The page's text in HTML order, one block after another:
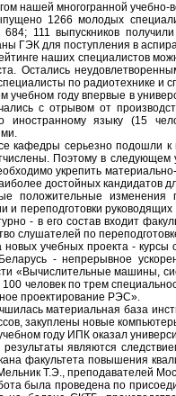
нашей многогранной учебно-
1266 молодых
684; 111 выпускников
ГЭК для поступления в
наших специалистов
Остались
по радиотехнике и
году впервые в
с отрывом от
иностранному языку (15
кафедры серьезно подошли к
Поэтому в следующем
укрепить
достойных кандидатов
положительные
и переподготовки
- в его состав входит
слушателей по
новых учебных проекта -
Беларусь - непрерывное
«Вычислительные машины,
человек по трем
проектирование РЭС».
материальная база
закуплены новые
году ИПК оказал
результаты являются
факультета повышения
Т.Э., преподавателей
была проведена по